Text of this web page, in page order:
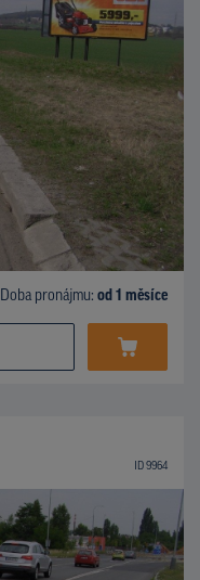
Doba pronájmu: od 1 měsíce
ID 9964